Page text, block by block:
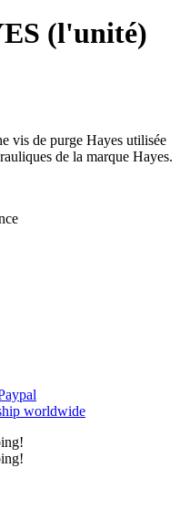
(l'unité)
vis de purge Hayes utilisée
de la marque Hayes.
worldwide